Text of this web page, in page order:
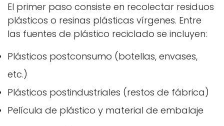
El primer paso consiste en recolectar residuos
plásticos o resinas plásticas vírgenes. Entre
las fuentes de plástico reciclado se incluyen:
Plásticos postconsumo (botellas, envases,
etc.)
Plásticos postindustriales (restos de fábrica)
Película de plástico y material de embalaje